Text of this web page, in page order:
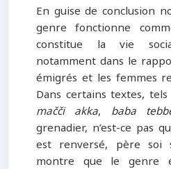
En guise de conclusion
genre fonctionne
constitue la vie
notamment dans le
émigrés et les femmes
Dans certains textes,
mačči akka, baba
grenadier, n’est-ce pas
est renversé, père soi
montre que le genre